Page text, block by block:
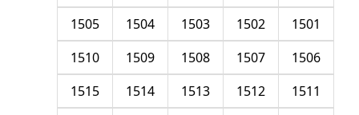
1501
1502
1503
1504
1505
1506
1507
1508
1509
1510
1511
1512
1513
1514
1515